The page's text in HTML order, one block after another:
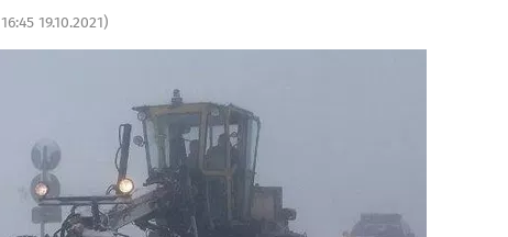
16:45 19.10.2021)